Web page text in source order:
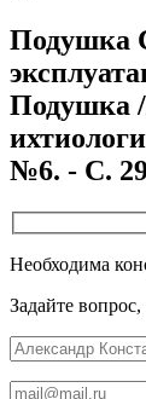
Подушка
Подушка
№6. - С.
Необходима
Задайте